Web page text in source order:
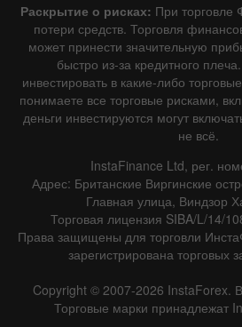
Раскрытие о рисках: При торговле
потери средств. Торговля
может принести значительную
быстро из-за кредитного
инвестировать в какие-либо
понимаете все торговые рисками,
деньги инвестируются могут
не всё.
InstaFinance Ltd, рег.
Адрес: Британские Виргинские
Главная улица, Виндзор
Торговая лицензия SIBA/L/14/
Права защищены для торговли
зарегистрирована торговых
Copyright © 2007-2026 InstaForex.
Торговые марки принадлежат